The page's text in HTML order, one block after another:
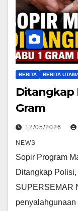
BERITA BERITA
Ditangkap
Gram
12/05/2026
NEWS
Sopir Program
Ditangkap
SUPERSEMAR